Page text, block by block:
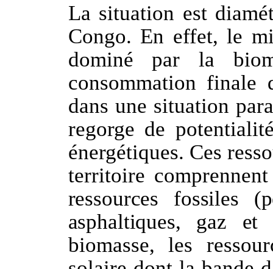
La situation est
Congo. En effet, le
dominé par la
consommation finale
dans une situation
regorge de
énergétiques. Ces
territoire
ressources fossiles
asphaltiques, gaz
biomasse, les